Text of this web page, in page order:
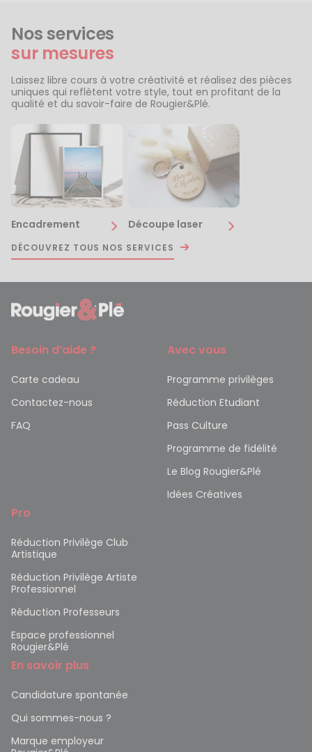
Nos services
sur mesures
Laissez libre cours à votre créativité et réalisez des pièces
uniques qui reflètent votre style, tout en profitant de la
qualité et du savoir-faire de Rougier&Plé.
Encadrement Découpe laser
DÉCOUVREZ TOUS NOS SERVICES
Besoin d’aide ?
Carte cadeau
Contactez-nous
FAQ
Avec vous
Programme privilèges
Réduction Etudiant
Pass Culture
Programme de fidélité
Le Blog Rougier&Plé
Idées Créatives
Pro
Réduction Privilège Club
Artistique
Réduction Privilège Artiste
Professionnel
Réduction Professeurs
Espace professionnel
Rougier&Plé
En savoir plus
Candidature spontanée
Qui sommes-nous ?
Marque employeur